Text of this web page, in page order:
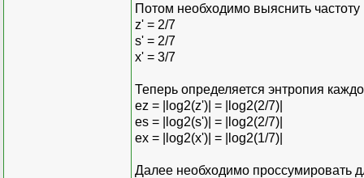
Потом необходимо выяснить
z' = 2/7
s' = 2/7
x' = 3/7
Теперь определяется энтропия
ez = |log2(z')| = |log2(2/7)|
es = |log2(s')| = |log2(2/7)|
ex = |log2(x')| = |log2(1/7)|
Далее необходимо проссумировать